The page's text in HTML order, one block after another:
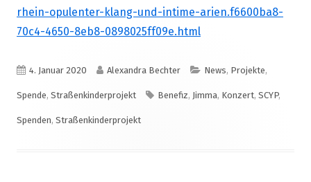
rhein-opulenter-klang-und-intime-arien.f6600ba8-
70c4-4650-8eb8-0898025ff09e.html
Veröffentlicht
am
4. Januar 2020 Autor
Alexandra Bechter Kategorien
News, Projekte,
Spende, Straßenkinderprojekt Schlagwörter
Benefiz, Jimma, Konzert, SCYP,
Spenden, Straßenkinderprojekt